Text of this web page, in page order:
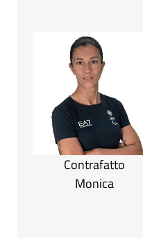
Contrafatto
Monica